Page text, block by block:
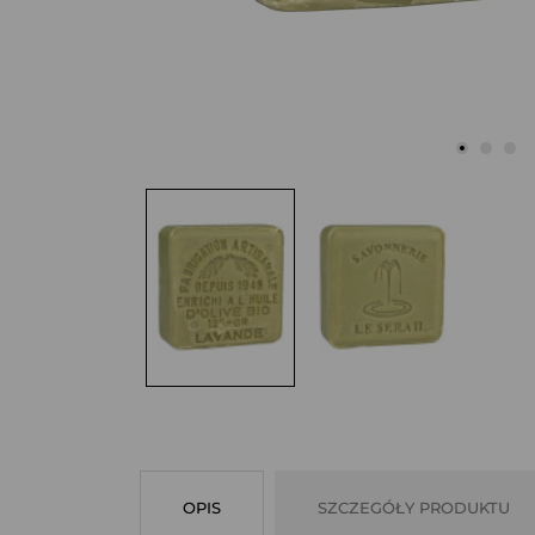
OPIS SZCZEGÓŁY PRODUKTU